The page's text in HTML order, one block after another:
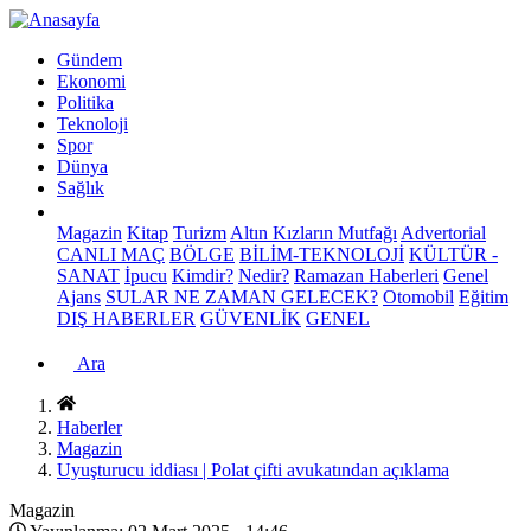
Gündem
Ekonomi
Politika
Teknoloji
Spor
Dünya
Sağlık
Magazin Kitap Turizm Altın Kızların Mutfağı Advertorial
CANLI MAÇ BÖLGE BİLİM-TEKNOLOJİ KÜLTÜR -
SANAT İpucu Kimdir? Nedir? Ramazan Haberleri Genel
Ajans SULAR NE ZAMAN GELECEK? Otomobil Eğitim
DIŞ HABERLER GÜVENLİK GENEL
Ara
Haberler
Magazin
Uyuşturucu iddiası | Polat çifti avukatından açıklama
Magazin